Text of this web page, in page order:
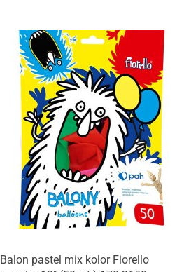
Balon pastel mix kolor Fiorello